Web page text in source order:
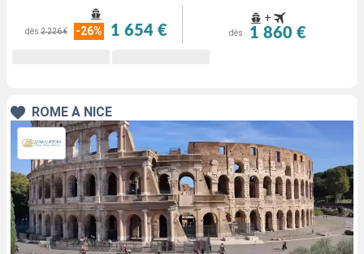
dès 2 226 € -26% 1 654 €
+
dès 1 860 €
ROME À NICE